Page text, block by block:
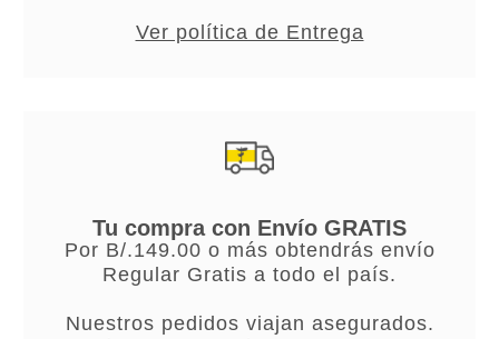
Ver política de Entrega
Tu compra con Envío GRATIS
Por B/.149.00 o más obtendrás envío
Regular Gratis a todo el país.
Nuestros pedidos viajan asegurados.